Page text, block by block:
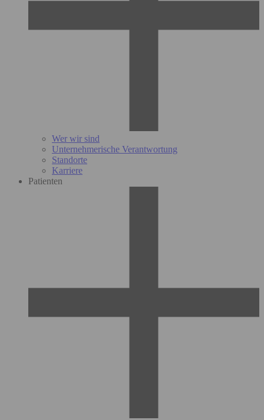
Wer wir sind
Unternehmerische Verantwortung
Standorte
Karriere
Patienten